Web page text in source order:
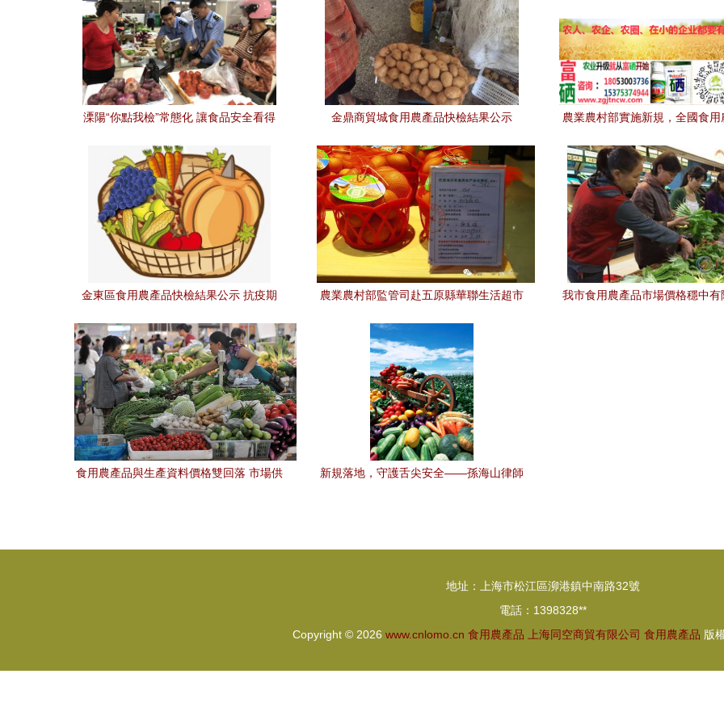
溧陽“你點我檢”常態化 讓食品安全看得
金鼎商貿城食用農產品快檢結果公示
農業農村部實施新規，全國食用
金東區食用農產品快檢結果公示 抗疫期
農業農村部監管司赴五原縣華聯生活超市
我市食用農產品市場價格穩中有
食用農產品與生產資料價格雙回落 市場供
新規落地，守護舌尖安全——孫海山律師
地址：上海市松江區泖港鎮中南路32號
電話：1398328**
Copyright © 2026 www.cnlomo.cn 食用農產品 上海同空商貿有限公司 食用農產品 版